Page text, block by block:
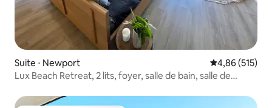
Suite ⋅ Newport Évaluation
4,86 (515)
Lux Beach Retreat, 2 lits, foyer, salle de bain, salle de